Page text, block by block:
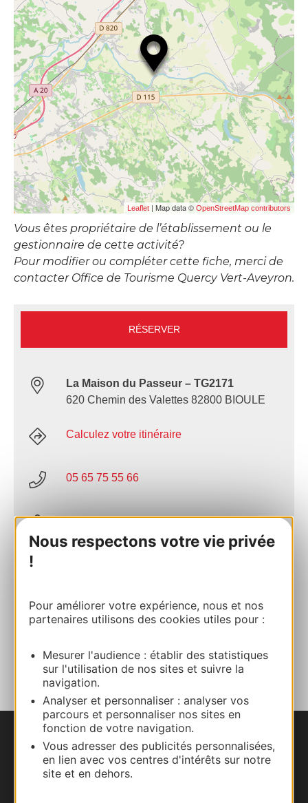
Nous respectons votre vie privée
!
Pour améliorer votre expérience, nous et nos
partenaires utilisons des cookies utiles pour :
Mesurer l'audience : établir des statistiques
sur l'utilisation de nos sites et suivre la
navigation.
Analyser et personnaliser : analyser vos
parcours et personnaliser nos sites en
fonction de votre navigation.
Vous adresser des publicités personnalisées,
en lien avec vos centres d'intérêts sur notre
site et en dehors.
Leaflet | Map data © OpenStreetMap contributors
Vous êtes propriétaire de l’établissement ou le
gestionnaire de cette activité?
Pour modifier ou compléter cette fiche, merci de
contacter Office de Tourisme Quercy Vert-Aveyron.
RÉSERVER
La Maison du Passeur – TG2171
620 Chemin des Valettes 82800 BIOULE
Calculez votre itinéraire
05 65 75 55 66
E-mail
Site internet
AU CARNET
Nous contacter
Carte interactive